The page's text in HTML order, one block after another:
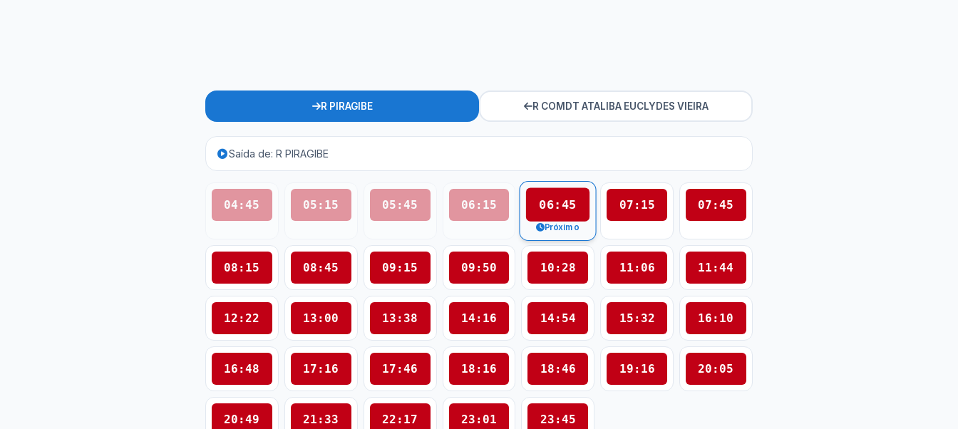
R PIRAGIBE R COMDT ATALIBA EUCLYDES VIEIRA
Saída de: R PIRAGIBE
04:45 05:15 05:45 06:15 06:45
Próximo
07:15 07:45
08:15 08:45 09:15 09:50 10:28 11:06 11:44
12:22 13:00 13:38 14:16 14:54 15:32 16:10
16:48 17:16 17:46 18:16 18:46 19:16 20:05
20:49 21:33 22:17 23:01 23:45